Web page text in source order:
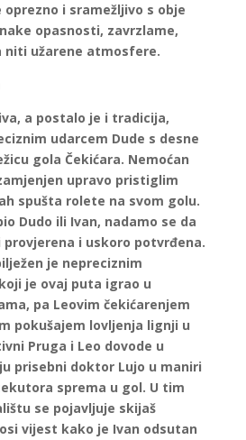
oprezno i sramežljivo s obje
opasnosti, zavrzlame,
užarene atmosfere.
a postalo je i tradicija,
udarcem Dude s desne
gola Čekićara. Nemoćan
upravo pristiglim
spušta rolete na svom golu.
Dudo ili Ivan, nadamo se da
i uskoro potvrđena.
je nepreciznim
je ovaj puta igrao u
pa Leovim čekićarenjem
pokušajem lovljenja lignji u
Pruga i Leo dovode u
prisebni doktor Lujo u maniri
sprema u gol. U tim
se pojavljuje skijaš
vijest kako je Ivan odsutan